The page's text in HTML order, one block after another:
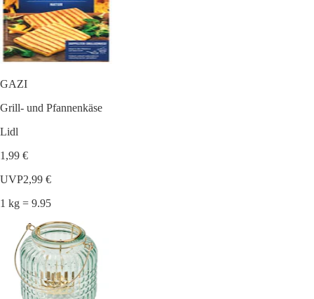
GAZI
Grill- und Pfannenkäse
Lidl
1,99 €
UVP2,99 €
1 kg = 9.95